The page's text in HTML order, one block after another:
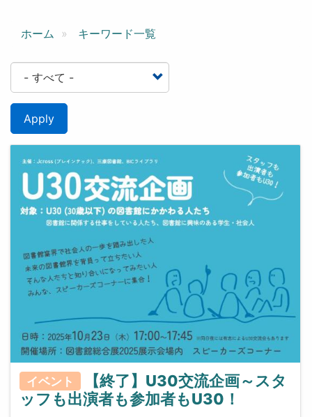
ホーム キーワード一覧
Apply
イベント
【終了】U30交流企画～スタ
ッフも出演者も参加者もU30！